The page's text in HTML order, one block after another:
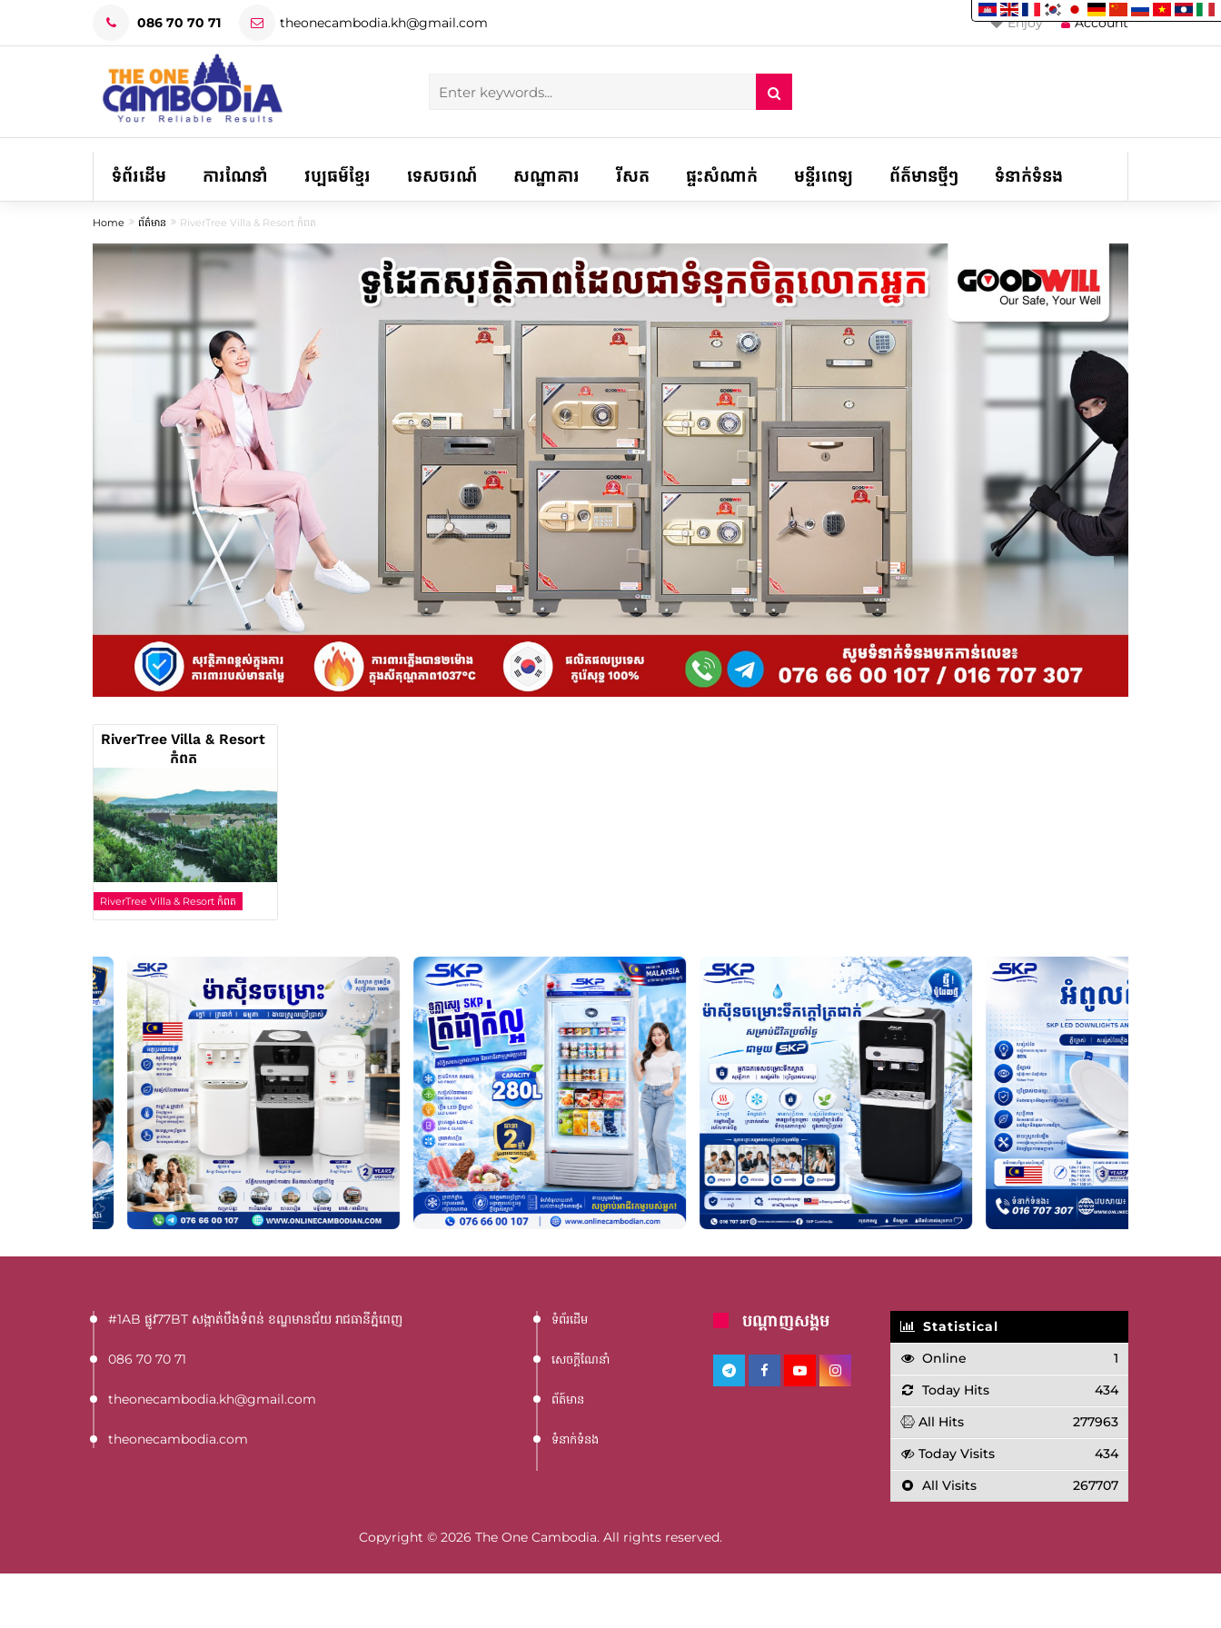
086 70 70 71 theonecambodia.kh@gmail.com Account
Enjoy
ទំព័រដើម ការណែនាំ វប្បធម៌ខ្មែរ ទេសចរណ៍ សណ្ឋាគារ រីសត ផ្ទះសំណាក់ មន្ទីរពេទ្យ ព័ត៌មានថ្មីៗ ទំនាក់ទំនង
Home ព័ត៌មាន RiverTree Villa & Resort កំពត
RiverTree Villa & Resort
កំពត
RiverTree Villa & Resort កំពត
#1AB ផ្លូវ77BT​ សង្កាត់បឹងទំពន់ ខណ្ឌមានជ័យ រាជធានីភ្នំពេញ
086 70 70 71
theonecambodia.kh@gmail.com
theonecambodia.com
ទំព័រដើម
សេចក្តីណែនាំ
ព័ត៍មាន
ទំនាក់ទំនង
បណ្តាញសង្គម
Statistical
Online
1
Today Hits
434
All Hits
277963
Today Visits
434
All Visits
267707
Copyright © 2026 The One Cambodia. All rights reserved.